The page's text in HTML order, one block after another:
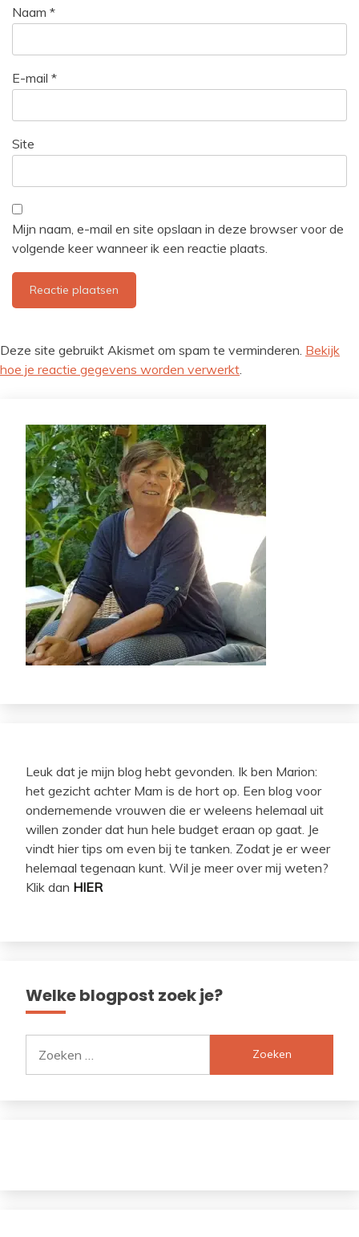
Naam *
E-mail *
Site
Mijn naam, e-mail en site opslaan in deze browser voor de
volgende keer wanneer ik een reactie plaats.
Deze site gebruikt Akismet om spam te verminderen. Bekijk
hoe je reactie gegevens worden verwerkt
Leuk dat je mijn blog hebt gevonden. Ik ben Marion:
het gezicht achter Mam is de hort op. Een blog voor
ondernemende vrouwen die er weleens helemaal uit
willen zonder dat hun hele budget eraan op gaat. Je
vindt hier tips om even bij te tanken. Zodat je er weer
helemaal tegenaan kunt. Wil je meer over mij weten?
Klik dan HIER
Welke blogpost zoek je?
naar: